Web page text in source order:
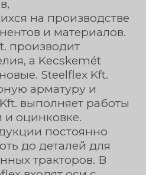
на производстве
и материалов.
производит
а Kecskemét
Steelflex Kft.
арматуру и
выполняет работы
и оцинковке.
постоянно
до деталей для
тракторов. В